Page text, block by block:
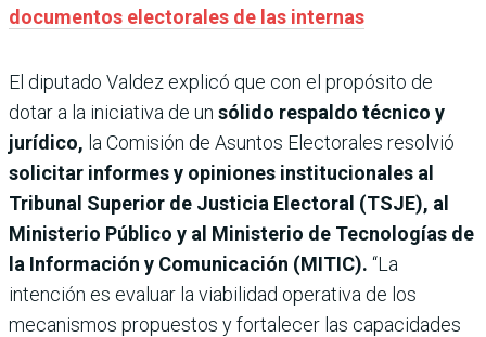
documentos electorales de las internas
El diputado Valdez explicó que con el propósito de
dotar a la iniciativa de un sólido respaldo técnico y
jurídico, la Comisión de Asuntos Electorales resolvió
solicitar informes y opiniones institucionales al
Tribunal Superior de Justicia Electoral (TSJE), al
Ministerio Público y al Ministerio de Tecnologías de
la Información y Comunicación (MITIC). “La
intención es evaluar la viabilidad operativa de los
mecanismos propuestos y fortalecer las capacidades